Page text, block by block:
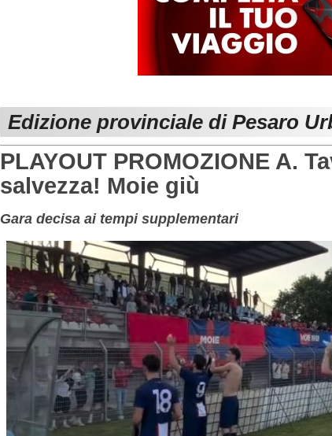
Edizione provinciale di Pesaro
PLAYOUT PROMOZIONE A.
salvezza! Moie giù
Gara decisa ai tempi supplementari